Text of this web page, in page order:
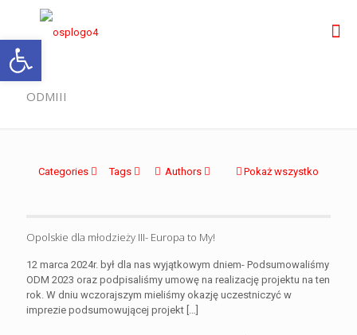
Otwórz pasek narzędzi
ODMIII
Categories Tags Authors Pokaż wszystko
Opolskie dla młodzieży III- Europa to My!
12 marca 2024r. był dla nas wyjątkowym dniem- Podsumowaliśmy
ODM 2023 oraz podpisaliśmy umowę na realizację projektu na ten
rok. W dniu wczorajszym mieliśmy okazję uczestniczyć w
imprezie podsumowującej projekt […]